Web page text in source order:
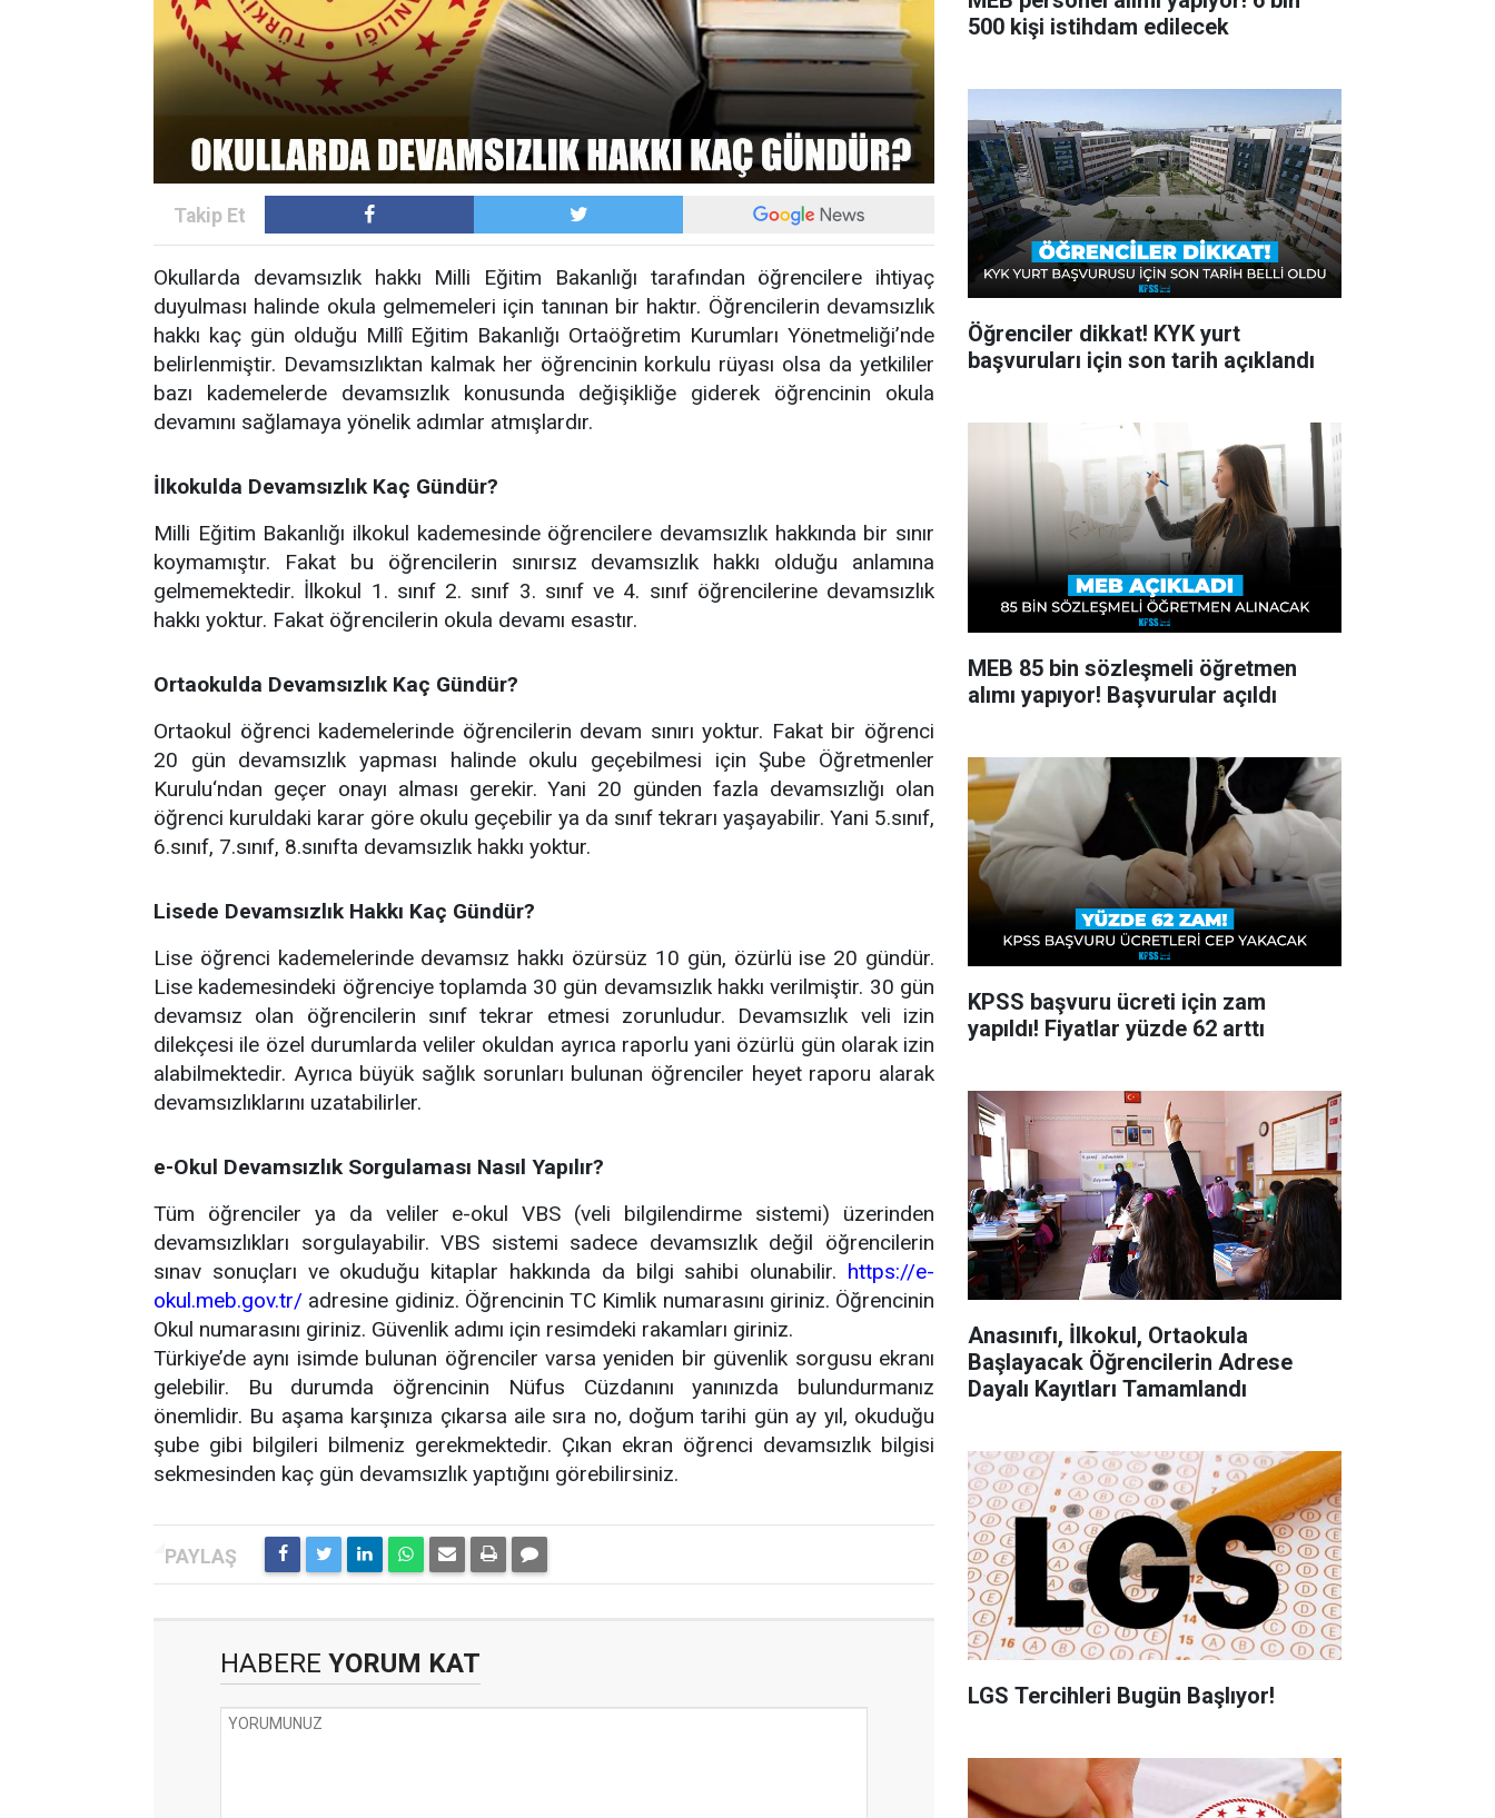
Okullarda devamsızlık hakkı Milli Eğitim Bakanlığı tarafından öğrencilere ihtiyaç
duyulması halinde okula gelmemeleri için tanınan bir haktır. Öğrencilerin devamsızlık
hakkı kaç gün olduğu Millî Eğitim Bakanlığı Ortaöğretim Kurumları Yönetmeliği’nde
belirlenmiştir. Devamsızlıktan kalmak her öğrencinin korkulu rüyası olsa da yetkililer
bazı kademelerde devamsızlık konusunda değişikliğe giderek öğrencinin okula
devamını sağlamaya yönelik adımlar atmışlardır.
İlkokulda Devamsızlık Kaç Gündür?
Milli Eğitim Bakanlığı ilkokul kademesinde öğrencilere devamsızlık hakkında bir sınır
koymamıştır. Fakat bu öğrencilerin sınırsız devamsızlık hakkı olduğu anlamına
gelmemektedir. İlkokul 1. sınıf 2. sınıf 3. sınıf ve 4. sınıf öğrencilerine devamsızlık
hakkı yoktur. Fakat öğrencilerin okula devamı esastır.
Ortaokulda Devamsızlık Kaç Gündür?
Ortaokul öğrenci kademelerinde öğrencilerin devam sınırı yoktur. Fakat bir öğrenci
20 gün devamsızlık yapması halinde okulu geçebilmesi için Şube Öğretmenler
Kurulu‘ndan geçer onayı alması gerekir. Yani 20 günden fazla devamsızlığı olan
öğrenci kuruldaki karar göre okulu geçebilir ya da sınıf tekrarı yaşayabilir. Yani 5.sınıf,
6.sınıf, 7.sınıf, 8.sınıfta devamsızlık hakkı yoktur.
Lisede Devamsızlık Hakkı Kaç Gündür?
Lise öğrenci kademelerinde devamsız hakkı özürsüz 10 gün, özürlü ise 20 gündür.
Lise kademesindeki öğrenciye toplamda 30 gün devamsızlık hakkı verilmiştir. 30 gün
devamsız olan öğrencilerin sınıf tekrar etmesi zorunludur. Devamsızlık veli izin
dilekçesi ile özel durumlarda veliler okuldan ayrıca raporlu yani özürlü gün olarak izin
alabilmektedir. Ayrıca büyük sağlık sorunları bulunan öğrenciler heyet raporu alarak
devamsızlıklarını uzatabilirler.
e-Okul Devamsızlık Sorgulaması Nasıl Yapılır?
Tüm öğrenciler ya da veliler e-okul VBS (veli bilgilendirme sistemi) üzerinden
devamsızlıkları sorgulayabilir. VBS sistemi sadece devamsızlık değil öğrencilerin
sınav sonuçları ve okuduğu kitaplar hakkında da bilgi sahibi olunabilir. https://e-
okul.meb.gov.tr/ adresine gidiniz. Öğrencinin TC Kimlik numarasını giriniz. Öğrencinin
Okul numarasını giriniz. Güvenlik adımı için resimdeki rakamları giriniz.
Türkiye’de aynı isimde bulunan öğrenciler varsa yeniden bir güvenlik sorgusu ekranı
gelebilir. Bu durumda öğrencinin Nüfus Cüzdanını yanınızda bulundurmanız
önemlidir. Bu aşama karşınıza çıkarsa aile sıra no, doğum tarihi gün ay yıl, okuduğu
şube gibi bilgileri bilmeniz gerekmektedir. Çıkan ekran öğrenci devamsızlık bilgisi
sekmesinden kaç gün devamsızlık yaptığını görebilirsiniz.
HABERE YORUM KAT
500 kişi istihdam edilecek
Öğrenciler dikkat! KYK yurt
başvuruları için son tarih açıklandı
MEB 85 bin sözleşmeli öğretmen
alımı yapıyor! Başvurular açıldı
KPSS başvuru ücreti için zam
yapıldı! Fiyatlar yüzde 62 arttı
Anasınıfı, İlkokul, Ortaokula
Başlayacak Öğrencilerin Adrese
Dayalı Kayıtları Tamamlandı
LGS Tercihleri Bugün Başlıyor!